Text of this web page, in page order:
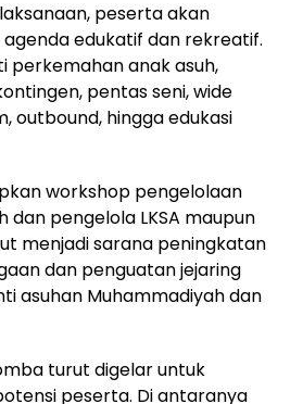
peserta akan
edukatif dan rekreatif.
perkemahan anak asuh,
pentas seni, wide
outbound, hingga edukasi
workshop pengelolaan
dan pengelola LKSA maupun
menjadi sarana peningkatan
dan penguatan jejaring
asuhan Muhammadiyah dan
turut digelar untuk
peserta. Di antaranya